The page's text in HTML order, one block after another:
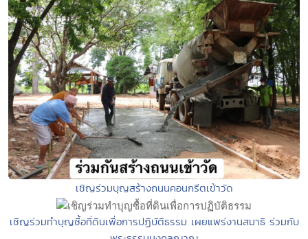
เชิญร่วมบุญสร้างถนนคอนกรีตเข้าวัด
เชิญร่วมทำบุญซื้อที่ดินเพื่อการปฏิบัติธรรม เผยแพร่งานสมาธิ ร่วมกับ